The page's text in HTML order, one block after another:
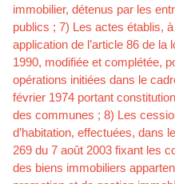
immobilier, détenus par les
publics ; 7) Les actes établis,
application de l’article 86 de la
1990, modifiée et complétée,
opérations initiées dans le
février 1974 portant
des communes ; 8) Les
d’habitation, effectuées, dans
269 du 7 août 2003 fixant les
des biens immobiliers